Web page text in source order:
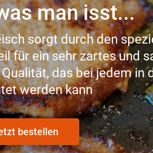
sorgt durch den
für ein sehr zartes und
das bei jedem in
werden kann
man isst...
bestellen